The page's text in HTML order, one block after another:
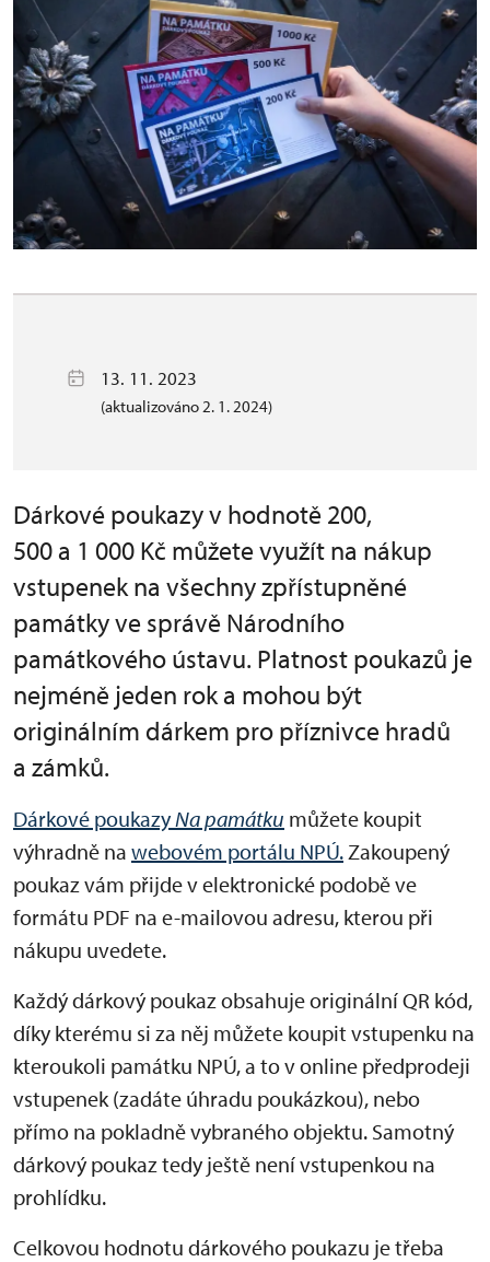
13. 11. 2023
(aktualizováno 2. 1. 2024)
Dárkové poukazy v hodnotě 200,
500 a 1 000 Kč můžete využít na nákup
vstupenek na všechny zpřístupněné
památky ve správě Národního
památkového ústavu. Platnost poukazů je
nejméně jeden rok a mohou být
originálním dárkem pro příznivce hradů
a zámků.
Dárkové poukazyNa památku můžete koupit
výhradně na webovém portálu NPÚ. Zakoupený
poukaz vám přijde v elektronické podobě ve
formátu PDF na e-mailovou adresu, kterou při
nákupu uvedete.
Každý dárkový poukaz obsahuje originální QR kód,
díky kterému si za něj můžete koupit vstupenku na
kteroukoli památku NPÚ, a to v online předprodeji
vstupenek (zadáte úhradu poukázkou), nebo
přímo na pokladně vybraného objektu. Samotný
dárkový poukaz tedy ještě není vstupenkou na
prohlídku.
Celkovou hodnotu dárkového poukazu je třeba